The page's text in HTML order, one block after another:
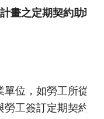
計畫之定期契約助理
單位，如勞工所從事
勞工簽訂定期契約。